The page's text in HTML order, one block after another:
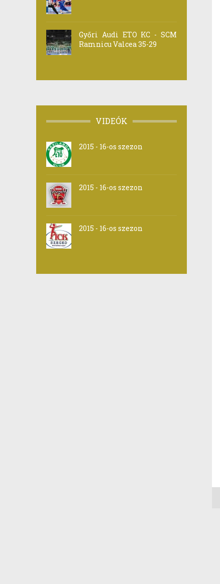
Győri Audi ETO KC - SCM
Ramnicu Valcea 35-29
VIDEÓK
2015 - 16-os szezon
2015 - 16-os szezon
2015 - 16-os szezon